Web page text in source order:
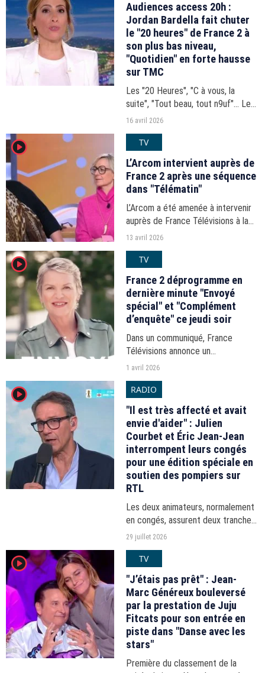
Audiences access 20h :
Jordan Bardella fait chuter
le "20 heures" de France 2 à
son plus bas niveau,
"Quotidien" en forte hausse
sur TMC
Les "20 Heures", "C à vous, la
suite", "Tout beau, tout n9uf"... Les
audiences du 20h-21h du mercredi
16 avril 2026
player2 TV
L’Arcom intervient auprès de
France 2 après une séquence
dans "Télématin"
L’Arcom a été amenée à intervenir
auprès de France Télévisions à la
suite d’une séquence diffusée dans
cause : l’utilisation de plusieurs
anglicismes...
13 avril 2026
player2 TV
France 2 déprogramme en
dernière minute "Envoyé
spécial" et "Complément
d’enquête" ce jeudi soir
Dans un communiqué, France
Télévisions annonce un
bouleversement dans ses
"en raison de l’actualité".
1 avril 2026
player2 RADIO
"Il est très affecté et avait
envie d'aider" : Julien
Courbet et Éric Jean-Jean
interrompent leurs congés
pour une édition spéciale en
soutien des pompiers sur
RTL
Les deux animateurs, normalement
en congés, assurent deux tranches
en direct ce mercredi 29 juillet
29 juillet 2026
player2 TV
"J’étais pas prêt" : Jean-
Marc Généreux bouleversé
par la prestation de Juju
Fitcats pour son entrée en
piste dans "Danse avec les
stars"
Première du classement de la